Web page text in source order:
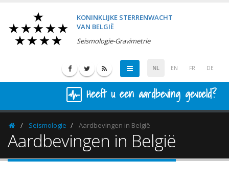
KONINKLIJKE STERRENWACHT
VAN BELGIË
Seismologie-Gravimetrie
NL EN FR DE
Heeft u een aardbeving gevoeld?
HomepageSeismologie Aardbevingen in België
Aardbevingen in België